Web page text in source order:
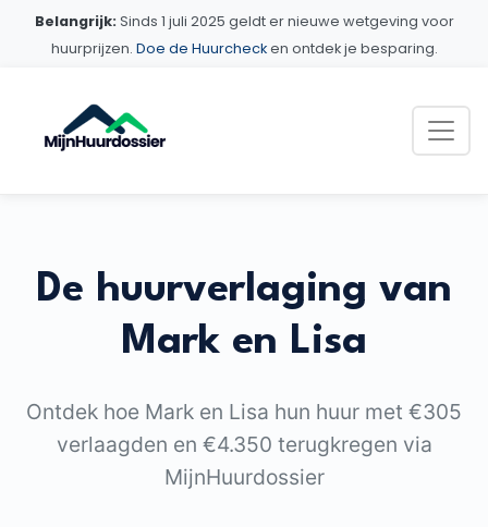
Belangrijk: Sinds 1 juli 2025 geldt er nieuwe wetgeving voor
huurprijzen. Doe de Huurchecken ontdek je besparing.
De huurverlaging van
Mark en Lisa
Ontdek hoe Mark en Lisa hun huur met €305
verlaagden en €4.350 terugkregen via
MijnHuurdossier